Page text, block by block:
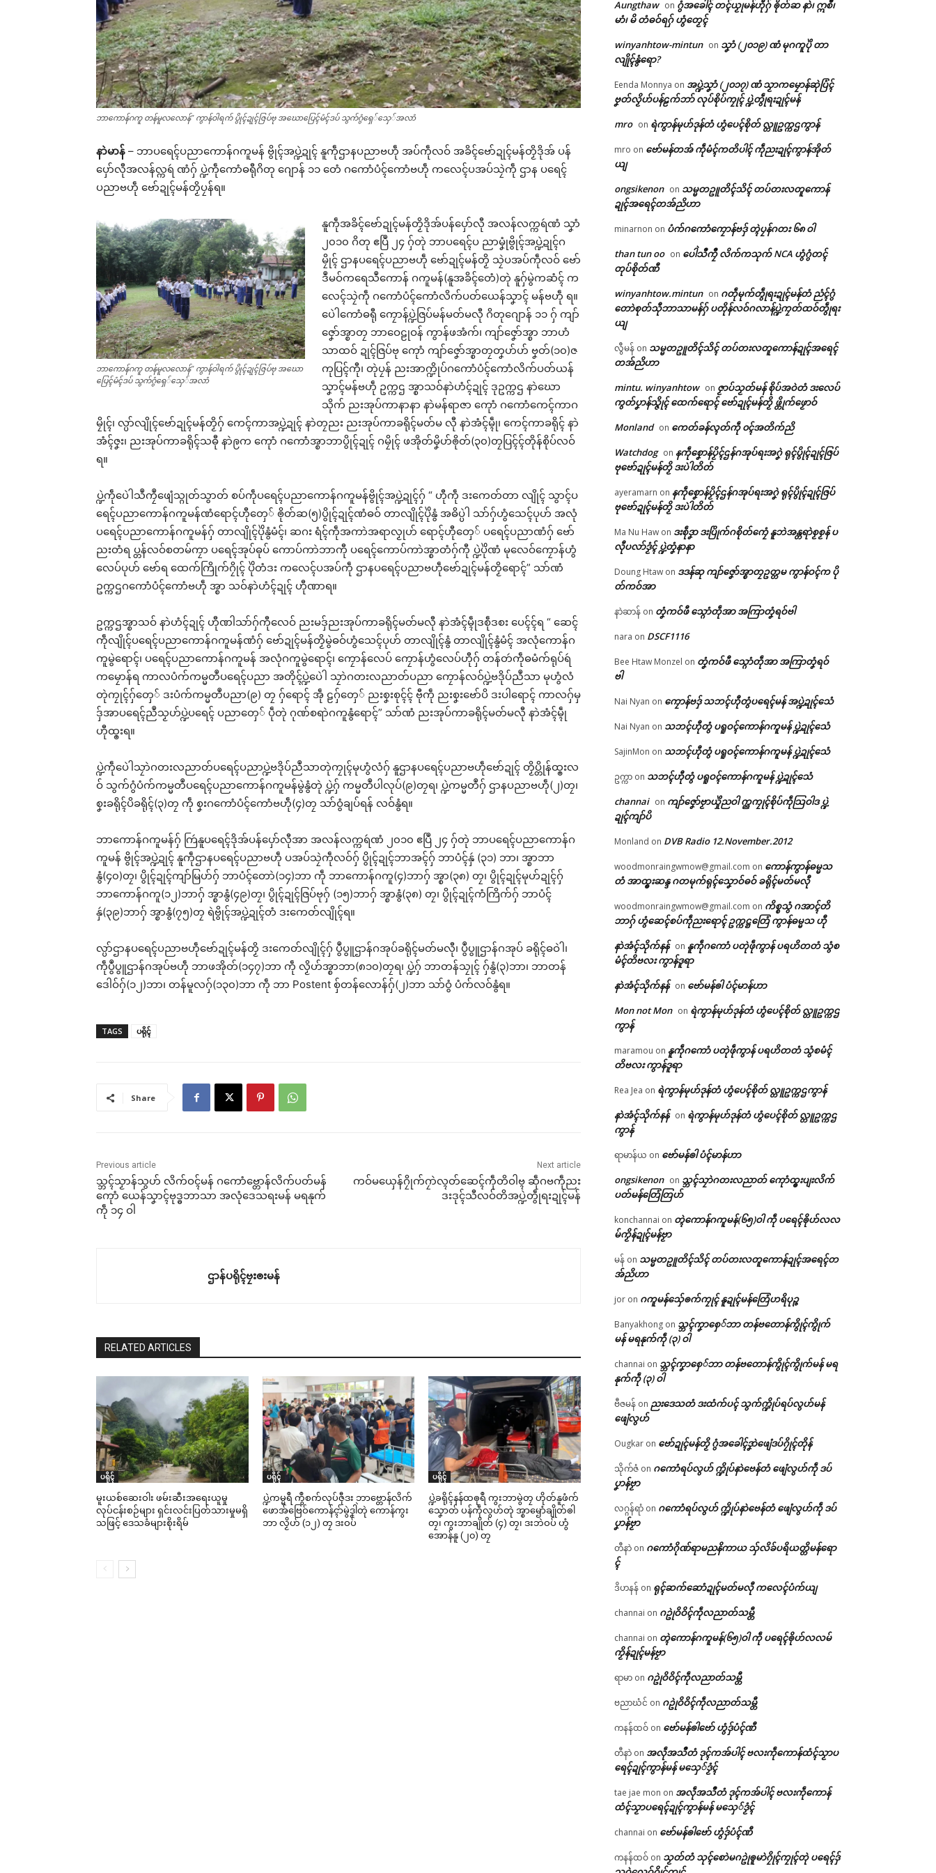
ဌာန်ပရိုၚ်ဗၠးၜးမန်
ရုဲစှ်
🏛 လညာတ်ပါ်ပဲါ
ညးဒါန်လိက်
ဗွဳဒဳယဵု
© ဌာန်ပရိုၚ်ဗၠးၜးမန်
Related
ပ္ဍဲသၞာံဗ္တောန်ပညာဏံ ဘာ
ကောန်ဂကူမန်ဟွံအောန်နူ
(၄) ဘာ သွက်ဂွံပံက်အာ
တၟိနွံ
May 14, 2026
In "ပရိုၚ်"
မန်ပ္ဍဲ မန်မ္ၚး သ္ဒးဒှ်မွဲမှပ် မွဲ
ကသပ်ရောၚ်
May 21, 2026
In "လိက်ပရေၚ်"
သွက်ကွးဘာကဝ်လိက်
ကောန်ဂကူမန် ဒှ်ခက်ခုဲကဵု
ပရေၚ်ပညာတံဂှ် ပါလုပ် ပ္ဍဲ
အစဳဇန် ထံက်ပၚ်လာဘ်ဗ္
တောန်ပညာညိ ဂကောံဒက်
မိတ်ကောန်ဂကူမန် ဖ္တိုက်
ဖၟောဝ်
ဘာကောန်ဂကူ တန်မူလလောန်” ကွာန်ဝါရက် ပွိုၚ်ဍုၚ်ဇြပ်ဗု အဃောပြေၚ်မံၚ်ဒပ် သွက်ဂွံရှေ်သှေ်အလာံ
နာဲမာန် – ဘာပရေၚ်ပညာကောန်ဂကူမန် ဗွိုၚ်အပ္ဍဲဍုၚ် နူကဵုဌာနပညာဗဟဵု အပ်ကဵုလဝ် အခိၚ်ဗော်ဍုၚ်မန်တၟိဒိုအ် ပန်
ပှော်လီုအလန်လ္ကရဴ ဏံဂှ် ပ္ဍဲကဵုကောံဓရီုဂိတု ဂျောန် ၁၁ တေံ ဂကောံပံၚ်ကောံဗဟဵု ကလေၚ်ပအပ်သၠဲကဵု ဌာန ပရေၚ်
ပညာဗဟဵု ဗော်ဍုၚ်မန်တၟိပၠန်ရ။
ဘာကောန်ဂကူ တန်မူလလောန်” ကွာန်ဝါရက် ပွိုၚ်ဍုၚ်ဇြပ်ဗု အဃော
ပြေၚ်မံၚ်ဒပ် သွက်ဂွံရှေ်သှေ်အလာံ
နူကဵုအခိၚ်ဗော်ဍုၚ်မန်တၟိဒိုအ်ပန်ပှော်လီု အလန်လက္ကရဴဏံ သၞာံ
၂၀၁၀ ဂိတု ဧပြဳ ၂၄ ဂှ်တုဲ ဘာပရေၚ်ပ ညာမၞုံဗွိုၚ်အပ္ဍဲဍုၚ်ဂ
မၠိုၚ် ဌာနပရေၚ်ပညာဗဟဵု ဗော်ဍုၚ်မန်တၟိ သၠဲပအပ်ကဵုလဝ် ဗော်
ဒဳမဝ်ကရေသဳကောန် ဂကူမန်(နူအခိၚ်တေံ)တုဲ နူဂှ်မွဲကဆံၚ် က
လေၚ်သၠဲကဵု ဂကောံပံၚ်ကောံလိက်ပတ်ယေန်သၞာၚ် မန်ဗဟဵု ရ။
ပေဲါကောံဓရီု ကၠောန်ပ္ဍဲဇြပ်မန်မတ်မလီု ဂိတုဂျောန် ၁၁ ဂှ် ကျာ်
ဇၞော်အ္စာတၠ ဘာဝေဠုဝန် ကွာန်ဖအံက်၊ ကျာ်ဇၞော်အ္စာ ဘာဟံ
သာထဝ် ဍုၚ်ဇြပ်ဗု ကေုာံ ကျာ်ဇၞော်အ္စာတၠတၞဟ်ဟ် ဗၞတ်(၁၀)ဇ
ကုပြၚ်ကီု၊ တုဲပၠန် ညးအာက္ဍိုပ်ဂကောံပံၚ်ကောံလိက်ပတ်ယန်
သၞာၚ်မန်ဗဟဵု ဥက္ကဌ အ္စာသဝ်နာဲဟံၚ်ဍုၚ် ဒုဥက္ကဌ နာဲဃော
သိုက် ညးအုပ်ကာနာနာ နာဲမန်ရာဇာ ကေုာံ ဂကောံကေၚ်ကာဂ
မၠိုၚ်၊ လ္ပာ်လျိုၚ်ဗော်ဍုၚ်မန်တၟိဂှ် ကေၚ်ကာအပ္ဍဲဍုၚ် နာဲတၠညး ညးအုပ်ကာခရိုၚ်မတ်မ လီု နာဲအံၚ်မ္ၚဵု၊ ကေၚ်ကာခရိုၚ် နာဲ
အံၚ်ဇၞး၊ ညးအုပ်ကာခရိုၚ်သဓီု နာဲဨက ကေုာံ ဂကောံအ္စာဘာပွိုၚ်ဍုၚ် ဂမၠိုၚ် ဖအိုတ်မၞိဟ်ၜိုတ်(၃၀)တၠပြၚ်ၚ်တိုန်စိုပ်လဝ်
ရ။
ပ္ဍဲကဵုပေဲါသဳကၠဳဖျေံသ္ဂုတ်သွာတ် စပ်ကဵုပရေၚ်ပညာကောန်ဂကူမန်ဗွိုၚ်အပ္ဍဲဍုၚ်ဂှ် “ ဟီုကဵု ဒးကေတ်တာ လျိုၚ် သွာၚ်ပ
ရေၚ်ပညာကောန်ဂကူမန်ဏံရောၚ်ဟီုတှေ် ၜိုတ်ဆ(၅)ပွိုၚ်ဍုၚ်ဏံဓဝ် တာလျိုၚ်ပိုဲနွံ အဓိပ္ပဲါ သာ်ဂှ်ဟွံသေၚ်ပုဟ် အလုံ
ပရေၚ်ပညာကောန်ဂကူမန်ဂှ် တာလျိုၚ်ပိုဲနွံမံၚ်၊ ဆဂး ရံၚ်ကဵုအကာဲအရာလၟုဟ် ရောၚ်ဟီုတှေ် ပရေၚ်ပညာဏံဂှ် ဗော်
ညးတံရ ပ္တန်လဝ်စတမ်ကၠာ ပရေၚ်အုပ်ဓုပ် ကောပ်ကာဲဘာကီု ပရေၚ်ကောပ်ကာဲအ္စာတံဂှ်ကီု ပ္ဍဲပိုဲဏံ မုလေဝ်ကၠောန်ဟွံ
လေပ်ပုဟ် ဗော်ရ ထေက်ကြိုက်ဂၠိုၚ် ပိုဲတံဒး ကလေၚ်ပအပ်ကဵု ဌာနပရေၚ်ပညာဗဟဵုဗော်ဍုၚ်မန်တၟိရောၚ်” သာ်ဏံ
ဥက္ကဌဂကောံပံၚ်ကောံဗဟဵု အ္စာ သဝ်နာဲဟံၚ်ဍုၚ် ဟီုဏာရ။
ဥက္ကဌအ္စာသဝ် နာဲဟံၚ်ဍုၚ် ဟီုဏါသာ်ဂှ်ကီုလေဝ် ညးမဒှ်ညးအုပ်ကာခရိုၚ်မတ်မလီု နာဲအံၚ်မ္ၚဵုဒစဵုဒစး ပေၚ်ၚ်ရ “ ဆေၚ်
ကဵုလျိုၚ်ပရေၚ်ပညာကောန်ဂကူမန်ဏံဂှ် ဗော်ဍုၚ်မန်တၟိမွဲဓဝ်ဟွံသေၚ်ပုဟ် တာလျိုၚ်နွံ တာလျိုၚ်နွံမံၚ် အလုံကောန်ဂ
ကူမွဲရောၚ်၊ ပရေၚ်ပညာကောန်ဂကူမန် အလုံဂကူမွဲရောၚ်၊ ကၠောန်လေပ် ကၠောန်ဟွံလေပ်ဟီုဂှ် တန်တဴကဵုဓမံက်ရုပ်ရဴ
ကမၠောန်ရ ကာလပံက်ကမ္မတဳပရေၚ်ပညာ အတိုၚ်ပ္ဍဲပေဲါ သၠာဲဂတးလညာတ်ပညာ ကၠောန်လဝ်ပ္ဍဲဗဒိုပ်ညဳသာ မုဟွံလံ
တုဲကၠုၚ်ဂှ်တှေ် ဒးပံက်ကမ္မတဳပညာ(၉) တၠ ဂှ်ရောၚ် အဵု ဠဂှ်တှေ် ညးစၞးစုၚ်ၚ် ဗီုကဵု ညးစၞးဗော်ပိ ဒးပါရောၚ် ကာလဂှ်မှ
ဒှ်အာပရေၚ်ညဳသၟဟ်ပ္ဍဲပရေၚ် ပညာတှေ် ပဵုတုဲ ဂုဏ်စရာဲဂကူနွံရောၚ်” သာ်ဏံ ညးအုပ်ကာခရိုၚ်မတ်မလီု နာဲအံၚ်မ္ၚဵု
ဟီုထ္ၜးရ။
ပ္ဍဲကဵုပေဲါသၠာဲဂတးလညာတ်ပရေၚ်ပညာပ္ဍဲဗဒိုပ်ညဳသာတုဲကၠုၚ်မုဟွံလံဂှ် နူဌာနပရေၚ်ပညာဗဟဵုဗော်ဍုၚ် တၟိပ္တိုန်ထ္ၜးလ
ဝ် သွက်ဂွံပံက်ကမ္မတဳပရေၚ်ပညာကောန်ဂကူမန်မွဲနွံတုဲ ပ္ဍဲဂှ် ကမ္မတဳပါလုပ်(၉)တၠရ၊ ပ္ဍဲကမ္မတဳဂှ် ဌာနပညာဗဟဵု(၂)တၠ၊
စၞးခရိုၚ်ပိခရိုၚ်(၃)တၠ ကဵု စၞးဂကောံပံၚ်ကောံဗဟဵု(၄)တၠ သာ်ဝွံချပ်ရန် လဝ်နွံရ။
ဘာကောန်ဂကူမန်ဂှ် ကြဴနူပရေၚ်ဒိုအ်ပန်ပှော်လီုအာ အလန်လက္ကရဴဏံ ၂၀၁၀ ဧပြဳ ၂၄ ဂှ်တုဲ ဘာပရေၚ်ပညာကောန်ဂ
ကူမန် ဗွိုၚ်အပ္ဍဲဍုၚ် နူကဵုဌာနပရေၚ်ပညာဗဟဵု ပအပ်သၠဲကဵုလဝ်ဂှ် ပွိုၚ်ဍုၚ်ဘာအၚ်ဂှ် ဘာပံၚ်နှဴ (၃၁) ဘာ၊ အ္စာဘာ
နွံ(၄၀)တၠ၊ ပွိုၚ်ဍုၚ်ကျာ်မြဟ်ဂှ် ဘာပံၚ်တောဲ(၁၄)ဘာ ကဵု ဘာကောန်ဂကူ(၄)ဘာဂှ် အ္စာ(၃၈) တၠ၊ ပွိုၚ်ဍုၚ်မုဟ်ဍုၚ်ဂှ်
ဘာကောန်ဂကူ(၁၂)ဘာဂှ် အ္စာနွံ(၄၉)တၠ၊ ပွိုၚ်ဍုၚ်ဇြပ်ဗုဂှ် (၁၅)ဘာဂှ် အ္စာနွံ(၃၈) တၠ၊ ပွိုၚ်ဍုၚ်ကံကြိက်ဂှ် ဘာပံၚ်
နှဴ(၃၉)ဘာဂှ် အ္စာနွံ(၇၅)တၠ ရဲဗွိုၚ်အပ္ဍဲဍုၚ်တံ ဒးကေတ်လျိုၚ်ရ။
လ္ပာ်ဌာနပရေၚ်ပညာဗဟဵုဗော်ဍုၚ်မန်တၟိ ဒးကေတ်လျိုၚ်ဂှ် ပွဳပွူဌာန်ဂအုပ်ခရိုၚ်မတ်မလီု၊ ပွဳပွူဌာန်ဂအုပ် ခရိုၚ်ဓဝဲါ၊
ကဵုပွဳပွူဌာန်ဂအုပ်ဗဟဵု ဘာဖအိုတ်(၁၄၇)ဘာ ကဵု လၟိဟ်အ္စာဘာ(၈၁၀)တၠရ၊ ပ္ဍဲဂှ် ဘာတန်သၠုၚ် ဂှ်နွံ(၃)ဘာ၊ ဘာတန်
ဒေါဝ်ဂှ်(၁၂)ဘာ၊ တန်မူလဂှ်(၁၃၀)ဘာ ကဵု ဘာ Postent စှ်တန်လောန်ဂှ်(၂)ဘာ သာ်ဝွံ ပံက်လဝ်နွံရ။
TAGS ပရိုၚ်
Share
Previous article
သ္ဘၚ်သၟာန်သွဟ် လိက်ဝၚ်မန် ဂကောံဗ္တောန်လိက်ပတ်မန်
ကေုာံ ယေန်သၞာၚ်ဗုဒ္ဓဘာသာ အလုံဒေသရးမန် မရနုက်
ကဵု ၁၄ ဝါ
Next article
ကဝ်မယှေန်ဂၠိုက်ဂၠာဲလ္ၚတ်ဆေၚ်ကဵုတိဝါဗ္ၚ ဆဵုဂဗကဵုညး
ဒးဒုၚ်သီလဝ်တိအပ္ဍဲတွဵုရးဍုၚ်မန်
ဌာန်ပရိုၚ်ဗၠးၜးမန်
RELATED ARTICLES
ပရိုၚ်
မူးယစ်ဆေးဝါး ဖမ်းဆီးအရေးယူမှု
လုပ်ငန်းစဉ်များ ရှင်းလင်းပြတ်သားမှုမရှိ
သဖြင့် ဒေသခံများစိုးရိမ်
ပရိုၚ်
ပ္ဍဲကမ္မရဳ ကွဳစက်လုပ်ဇီုဒး ဘာဗ္တောန်လိက်
ဖောအ်ဗြေဝ်ကောန်ၚာ်မွဲဒၞါဲတုဲ ကောန်ကွး
ဘာ လၟိဟ် (၁၂) တၠ ဒးဝပ်
ပရိုၚ်
ပ္ဍဲခရိုၚ်နန်ထၜုရဳ ကွးဘာမွဲတၠ ဟိုတ်နူဖံက်
သၞောတ် ပန်ကဵုလွဟ်တုဲ အ္စာၝောံချိုတ်ၜါ
တၠ၊ ကွးဘာချိုတ် (၄) တၠ၊ ဒးဘဲဝပ် ဟွံ
အောန်နူ (၂၀) တၠ
Aungthaw on ဂွံအခေါၚ် တၚ်ယၟုမန်ဟီုဂှ် ၜိုတ်ဆ နာဲ၊ ဣစဳ၊
မာံ၊ မိ တံဓဝ်ရဂှ် ဟွံတၟေၚ်
winyanhtow-mintun on သၞာံ (၂၀၁၉) ဏံ မုဂကူပိုဲ တာ
လျိုၚ်နွံရော?
Eenda Monnya on အပ္ဍဲသၞာံ (၂၀၁၇) ဏံ သၟာကမၠောန်ဆုဲပြံၚ်
ဗၞတ်လၟိဟ်ပန်ဠက်ဘာ် လုပ်စိုပ်ကၠုၚ် ပ္ဍဲတွဵုရးဍုၚ်မန်
mro on ရဲကွာန်မုဟ်ဒုန်တံ ဟွံပေၚ်စိုတ် လ္တူဥက္ကဌကွာန်
mro on ဗော်မန်တအ် ကဵုမံၚ်ကတိပါၚ် ကဵုညးဍုၚ်ကွာန်အိုတ်
ယျ
ongsikenon on သမ္မတဥူတိၚ်သိၚ် တပ်တးလတူကောန်
ဍုၚ်အရေၚ်တအ်ညိဟာ
minarnon on ပံက်ဂကောံကၠောန်ဗဒှ် တ္ၚဲပၠန်ဂတး ၆၈ ဝါ
than tun oo on ပေါဲသဳကၠဳ လိက်ကသုက် NCA ဟွံဂွံတၚ်
တုပ်စိုတ်ဏီ
winyanhtow.mintun on ဂတဵုမုက်တွဵုရးဍုၚ်မန်တံ ညံၚ်ဂွံ
တောဲစုတ်သီုဘာသာမန်ဂှ် ပတိုန်လဝ်ဂလာန်ပ္ဍဲကၠတ်ထဝ်တွဵုရး
ယျ
လွီမန် on သမ္မတဥူတိၚ်သိၚ် တပ်တးလတူကောန်ဍုၚ်အရေၚ်
တအ်ညိဟာ
mintu. winyanhtow on ဇၟာပ်သၟတ်မန် စိုပ်အဝဲတံ ဒးလေပ်
ကွတ်ပၞာန်သ္ဇိုၚ် ထေက်ရောၚ် ဗော်ဍုၚ်မန်တၟိ ဖ္တိုက်ဖၟောဝ်
Monland on ကေတ်ခန်လ္ၚတ်ကဵု ၀ၚ်အတိက်ညိ
Watchdog on နကဵုစၞောန်ပၟိၚ်ဌန်ဂအုပ်ရးအဂၞဲ ရုၚ်ပွိုၚ်ဍုၚ်ဇြပ်
ဗုဗော်ဍုၚ်မန်တၟိ ဒးပဲါတိတ်
ayeramarn on နကဵုစၞောန်ပၟိၚ်ဌန်ဂအုပ်ရးအဂၞဲ ရုၚ်ပွိုၚ်ဍုၚ်ဇြပ်
ဗုဗော်ဍုၚ်မန်တၟိ ဒးပဲါတိတ်
Ma Nu Haw on ဒးစဵုဒၞာ ဒးပြိုက်ဂစိုတ်ကၠေံ နူဘဲအန္တရာဲစၟစၟန် ပ
လီုပလာ်ဒၟံၚ် ပ္ဍဲတၞံနာနာ
Doung Htaw on ဒဒန်ဆု ကျာ်ဇၞော်အ္စာတၠဥတ္တမ ကွာန်ဝၚ်က ပို
တ်ကဝ်အာ
နာဲဆာန် on တၞံကဝ်ဖီ သ္ဂောံတဵုအာ အကြာတၞံရဝ်ဗါ
nara on DSCF1116
Bee Htaw Monzel on တၞံကဝ်ဖီ သ္ဂောံတဵုအာ အကြာတၞံရဝ်
ဗါ
Nai Nyan on ကၠောန်ဗဒှ် သဘၚ်ဟီုတွံပရေၚ်မန် အပ္ဍဲဍုၚ်သေံ
Nai Nyan on သဘၚ်ဟီုတွံ ပရူဝၚ်ကောန်ဂကူမန် ပ္ဍဲဍုၚ်သေံ
SajinMon on သဘၚ်ဟီုတွံ ပရူဝၚ်ကောန်ဂကူမန် ပ္ဍဲဍုၚ်သေံ
ဥက္ကာ on သဘၚ်ဟီုတွံ ပရူဝၚ်ကောန်ဂကူမန် ပ္ဍဲဍုၚ်သေံ
channai on ကျာ်ဇၞော်ဗၟာယှိုဲညဝါ က္ညကၠုၚ်စိုပ်ကဵုသြဝါဒ ပ္ဍဲ
ဍုၚ်ကျာ်ပိ
Monland on DVB Radio 12.November.2012
woodmonraingwmow@gmail.com on ကောန်ကွာန်ဓမ္မသ
တံ အာထ္ၜးဆန္ဒ ဂတမုက်ရုၚ်သၞောဝ်ဓဝ် ခရိုၚ်မတ်မလီု
woodmonraingwmow@gmail.com on ကိစ္စသွံ ဂအာၚ်တိ
ဘာဂှ် ဟွံဆေၚ်စပ်ကဵုညးရောၚ် ဥက္ကဋ္ဌတြေံ ကွာန်ဓမ္မသ ဟီု
နာဲအံၚ်သိုက်နန် on နူကဵုဂကောံ ပတုဲဖဵုကွာန် ပရဟိတတံ သွံစ
မံၚ်တိဗလး ကွာန်ဒူရာ
နာဲအံၚ်သိုက်နန် on ဗော်မန်ၜါ ပံၚ်မာန်ဟာ
Mon not Mon on ရဲကွာန်မုဟ်ဒုန်တံ ဟွံပေၚ်စိုတ် လ္တူဥက္ကဌ
ကွာန်
maramou on နူကဵုဂကောံ ပတုဲဖဵုကွာန် ပရဟိတတံ သွံစမံၚ်
တိဗလး ကွာန်ဒူရာ
Rea Jea on ရဲကွာန်မုဟ်ဒုန်တံ ဟွံပေၚ်စိုတ် လ္တူဥက္ကဌကွာန်
နာဲအံၚ်သိုက်နန် on ရဲကွာန်မုဟ်ဒုန်တံ ဟွံပေၚ်စိုတ် လ္တူဥက္ကဌ
ကွာန်
ရာမာန်ယ on ဗော်မန်ၜါ ပံၚ်မာန်ဟာ
ongsikenon on သ္ဘၚ်သၠာဲဂတးလညာတ် ကေုာံထ္ၜးပျးလိက်
ပတ်မန်တြေံတြဟ်
konchannai on တ္ၚဲကောန်ဂကူမန်(၆၅)ဝါ ကဵု ပရေၚ်ၜိုဟ်လလ
မ်ကၟိန်ဍုၚ်မန်ဗၟာ
မန် on သမ္မတဥူတိၚ်သိၚ် တပ်တးလတူကောန်ဍုၚ်အရေၚ်တ
အ်ညိဟာ
jor on ဂကူမန်​သှ်ေၜက်ကၠုၚ် နူဍုၚ်မန်တြေံဟရိပုဉ္ဇ
Banyakhong on သ္ဘၚ်ကၞာစှေ်ဘာ တန်ဗတောန်ကွိုၚ်ကွိုက်
မန် မရနုက်ကဵု (၃) ဝါ
channai on သ္ဘၚ်ကၞာစှေ်ဘာ တန်ဗတောန်ကွိုၚ်ကွိုက်မန် မရ
နုက်ကဵု (၃) ဝါ
ဗီဇမန် on ညးဒေသတံ ဒးထံက်ပၚ် သွက်က္ဍိုပ်ရပ်လွဟ်မန်
ဖျေံလွဟ်
Ougkar on ဗော်ဍုၚ်မန်တၟိ ဂွံအခေါၚ်ဒၞာဲဖျေံဒပ်ဂၠိုၚ်တိုန်
သိုက်ဇံ on ဂကောံရပ်လွဟ် က္ဍိုပ်နာဲဗေန်တံ ဖျေံလွဟ်ကဵု ဒပ်
ပၞာန်ဗၟာ
လဂ္ဂန်ရာံ on ဂကောံရပ်လွဟ် က္ဍိုပ်နာဲဗေန်တံ ဖျေံလွဟ်ကဵု ဒပ်
ပၞာန်ဗၟာ
တီနာဲ on ဂကောံဂိုဏ်ရာမညနိကာယ သှ်လိခ်ပရိယတ္တိမန်ရော
ၚ်
ဒိဟနန် on ရုၚ်ဆက်ဆောံဍုၚ်မတ်မလီု ကလေၚ်ပံက်ယျ
channai on ဂဥုဲဝိဝိၚ်ကဵုလညာတ်သမ္တီ
channai on တ္ၚဲကောန်ဂကူမန်(၆၅)ဝါ ကဵု ပရေၚ်ၜိုဟ်လလမ်
ကၟိန်ဍုၚ်မန်ဗၟာ
ရာမာ on ဂဥုဲဝိဝိၚ်ကဵုလညာတ်သမ္တီ
ဗညာဃံင် on ဂဥုဲဝိဝိၚ်ကဵုလညာတ်သမ္တီ
ကနန်ထဝ် on ဗော်မန်ၜါဗော် ဟွံဒှ်ပံၚ်ဏီ
တီနာဲ on အလဵုအသဳတံ ဒုၚ်ကအ်ပါၚ် ဗလးကဵုကောန်ထံၚ်သၟာပ
ရေၚ်ဍုၚ်ကွာန်မန် မသှေ်ဒၟံၚ်
tae jae mon on အလဵုအသဳတံ ဒုၚ်ကအ်ပါၚ် ဗလးကဵုကောန်
ထံၚ်သၟာပရေၚ်ဍုၚ်ကွာန်မန် မသှေ်ဒၟံၚ်
channai on ဗော်မန်ၜါဗော် ဟွံဒှ်ပံၚ်ဏီ
ကနန်ထဝ် on သၟတ်တံ သုၚ်စောဲမဂဥုဲၜူမာဲဂၠိုၚ်ကၠုၚ်တုဲ ပရေၚ်ဒှ်